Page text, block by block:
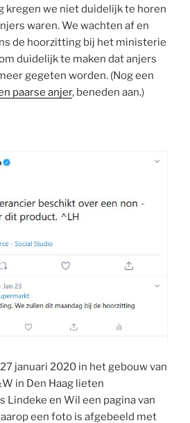
kregen we niet duidelijk te horen
waren. We wachten af en
de hoorzitting bij het ministerie
duidelijk te maken dat anjers
gegeten worden. (Nog een
paarse anjer, beneden aan.)
januari 2020 in het gebouw van
in Den Haag lieten
Lindeke en Wil een pagina van
een foto is afgebeeld met